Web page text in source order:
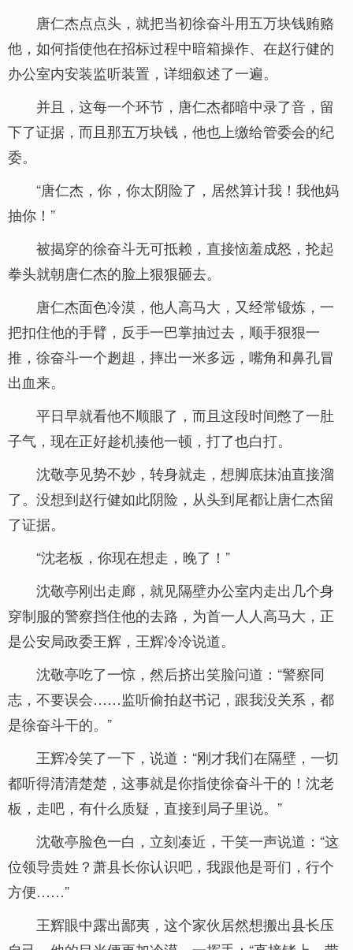
唐仁杰点点头，就把当初徐奋斗用五万块钱贿赂
他，如何指使他在招标过程中暗箱操作、在赵行健的
办公室内安装监听装置，详细叙述了一遍。
并且，这每一个环节，唐仁杰都暗中录了音，留
下了证据，而且那五万块钱，他也上缴给管委会的纪
委。
“唐仁杰，你，你太阴险了，居然算计我！我他妈
抽你！”
被揭穿的徐奋斗无可抵赖，直接恼羞成怒，抡起
拳头就朝唐仁杰的脸上狠狠砸去。
唐仁杰面色冷漠，他人高马大，又经常锻炼，一
把扣住他的手臂，反手一巴掌抽过去，顺手狠狠一
推，徐奋斗一个趔趄，摔出一米多远，嘴角和鼻孔冒
出血来。
平日早就看他不顺眼了，而且这段时间憋了一肚
子气，现在正好趁机揍他一顿，打了也白打。
沈敬亭见势不妙，转身就走，想脚底抹油直接溜
了。没想到赵行健如此阴险，从头到尾都让唐仁杰留
了证据。
“沈老板，你现在想走，晚了！”
沈敬亭刚出走廊，就见隔壁办公室内走出几个身
穿制服的警察挡住他的去路，为首一人人高马大，正
是公安局政委王辉，王辉冷冷说道。
沈敬亭吃了一惊，然后挤出笑脸问道：“警察同
志，不要误会……监听偷拍赵书记，跟我没关系，都
是徐奋斗干的。”
王辉冷笑了一下，说道：“刚才我们在隔壁，一切
都听得清清楚楚，这事就是你指使徐奋斗干的！沈老
板，走吧，有什么质疑，直接到局子里说。”
沈敬亭脸色一白，立刻凑近，干笑一声说道：“这
位领导贵姓？萧县长你认识吧，我跟他是哥们，行个
方便……”
王辉眼中露出鄙夷，这个家伙居然想搬出县长压